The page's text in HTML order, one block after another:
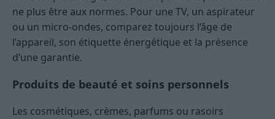
ne plus être aux normes. Pour une TV, un aspirateur
ou un micro-ondes, comparez toujours l’âge de
l’appareil, son étiquette énergétique et la présence
d’une garantie.
Produits de beauté et soins personnels
Les cosmétiques, crèmes, parfums ou rasoirs